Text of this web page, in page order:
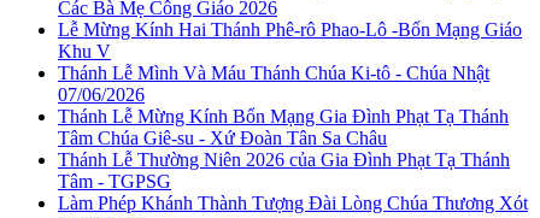
Các Bà Mẹ Công Giáo 2026
Lễ Mừng Kính Hai Thánh Phê-rô Phao-Lô -Bổn Mạng Giáo
Khu V
Thánh Lễ Mình Và Máu Thánh Chúa Ki-tô - Chúa Nhật
07/06/2026
Thánh Lễ Mừng Kính Bổn Mạng Gia Đình Phạt Tạ Thánh
Tâm Chúa Giê-su - Xứ Đoàn Tân Sa Châu
Thánh Lễ Thường Niên 2026 của Gia Đình Phạt Tạ Thánh
Tâm - TGPSG
Làm Phép Khánh Thành Tượng Đài Lòng Chúa Thương Xót